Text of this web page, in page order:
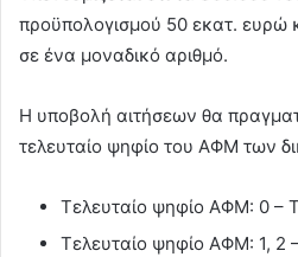
προϋπολογισμού 50 εκατ. ευρώ
σε ένα μοναδικό αριθμό.
Η υποβολή αιτήσεων θα
τελευταίο ψηφίο του ΑΦΜ των
Τελευταίο ψηφίο ΑΦΜ: 0 –
Τελευταίο ψηφίο ΑΦΜ: 1, 2